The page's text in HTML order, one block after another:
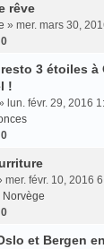
rêve
» mer. mars 30,
0
resto 3 étoiles
!
lun. févr. 29, 2016
0
mer. févr. 10, 2016
Norvège
0
et Bergen